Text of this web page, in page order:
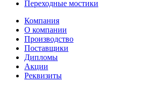
Переходные мостики
Компания
О компании
Производство
Поставщики
Дипломы
Акции
Реквизиты